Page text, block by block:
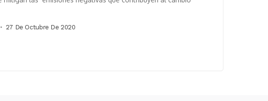
27 De Octubre De 2020